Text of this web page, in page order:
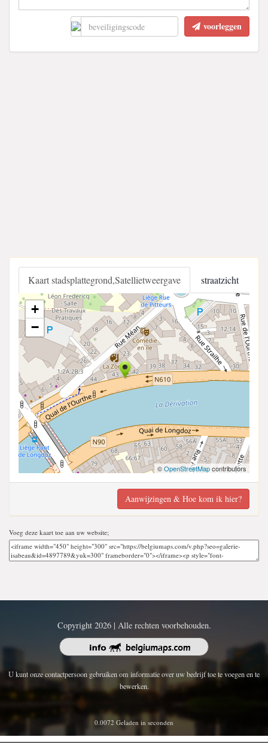
voorleggen
Kaart stadsplattegrond,Satellietweergave straatzicht
+
−
©OpenStreetMapcontributors
Aanwijzingen & Hoe kom ik hier?
Voeg deze kaart toe aan uw website;
Copyright 2026 | Alle rechten voorbehouden.
U kunt onze contactpersoon gebruiken om informatie over uw bedrijf toe te voegen en te
bewerken.
0.0072 Geladen in seconden